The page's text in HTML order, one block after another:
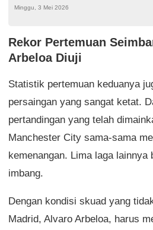
Gelar Hari Ini
Minggu, 3 Mei 2026
Rekor Pertemuan
Arbeloa Diuji
Statistik pertemuan keduanya
persaingan yang sangat ketat.
pertandingan yang telah
Manchester City sama-sama
kemenangan. Lima laga lainnya
imbang.
Dengan kondisi skuad yang
Madrid, Alvaro Arbeloa, harus